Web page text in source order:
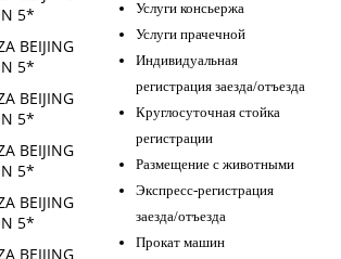
Услуги консьержа
Услуги прачечной
Индивидуальная
регистрация заезда/отъезда
Круглосуточная стойка
регистрации
Размещение с животными
Экспресс-регистрация
заезда/отъезда
Прокат машин